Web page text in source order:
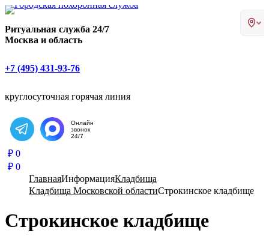
Ритуальная служба 24/7
Москва и область
+7 (495) 431-93-76
круглосуточная горячая линия
Написать в Telegram
Онлайн
звонок
24/7
₽ 0
₽ 0
ГлавнаяИнформацияКладбища
Кладбища Московской областиСтрокинское кладбище
Строкинское кладбище